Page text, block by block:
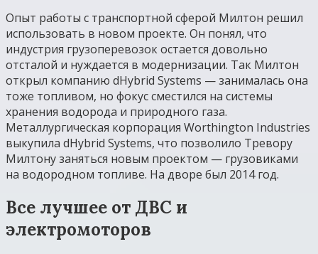
Опыт работы с транспортной сферой Милтон решил
использовать в новом проекте. Он понял, что
индустрия грузоперевозок остается довольно
отсталой и нуждается в модернизации. Так Милтон
открыл компанию dHybrid Systems — занималась она
тоже топливом, но фокус сместился на системы
хранения водорода и природного газа.
Металлургическая корпорация Worthington Industries
выкупила dHybrid Systems, что позволило Тревору
Милтону заняться новым проектом — грузовиками
на водородном топливе. На дворе был 2014 год.
Все лучшее от ДВС и
электромоторов